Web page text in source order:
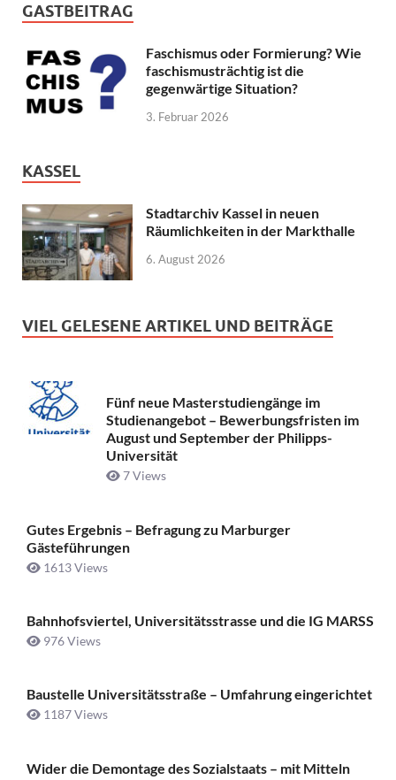
GASTBEITRAG
Faschismus oder Formierung? Wie
faschismusträchtig ist die
gegenwärtige Situation?
3. Februar 2026
KASSEL
Stadtarchiv Kassel in neuen
Räumlichkeiten in der Markthalle
6. August 2026
VIEL GELESENE ARTIKEL UND BEITRÄGE
Fünf neue Masterstudiengänge im
Studienangebot – Bewerbungsfristen im
August und September der Philipps-
Universität
7 Views
Gutes Ergebnis – Befragung zu Marburger
Gästeführungen
1613 Views
Bahnhofsviertel, Universitätsstrasse und die IG MARSS
976 Views
Baustelle Universitätsstraße ­– Umfahrung eingerichtet
1187 Views
Wider die Demontage des Sozialstaats – mit Mitteln